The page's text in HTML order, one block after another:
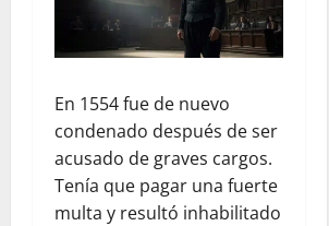
En 1554 fue de nuevo
condenado después de ser
acusado de graves cargos.
Tenía que pagar una fuerte
multa y resultó inhabilitado